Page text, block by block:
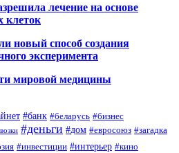
лечение на основе
клеток
новый способ создания
эксперимента
мировой медицины
#банк #беларусь #бизнес
#деньги #дом #евросоюз #загадка
#инвестиции #интерьер #кино